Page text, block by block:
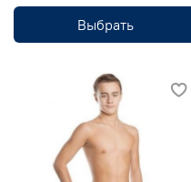
Выбрать